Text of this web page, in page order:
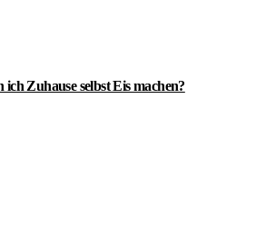
Zuhause selbst Eis machen?